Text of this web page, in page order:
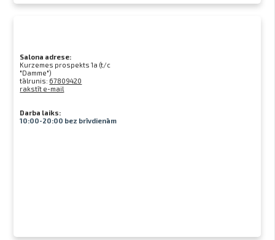
Salona adrese:
Kurzemes prospekts 1a (t/c
"Damme")
tālrunis: 67809420
rakstīt e-mail
Darba laiks:
10:00-20:00 bez brīvdienām